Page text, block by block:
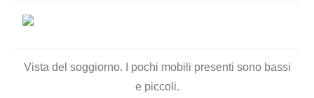
Vista del soggiorno. I pochi mobili presenti sono bassi
e piccoli.